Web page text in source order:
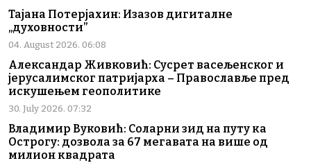
Тајана Потерјахин: Изазов дигиталне
„духовности”
04. August 2026. 06:08
Александар Живковић: Сусрет васељенског и
јерусалимског патријарха – Православље пред
искушењем геополитике
30. July 2026. 07:32
Владимир Вуковић: Соларни зид на путу ка
Острогу: дозвола за 67 мегавата на више од
милион квадрата